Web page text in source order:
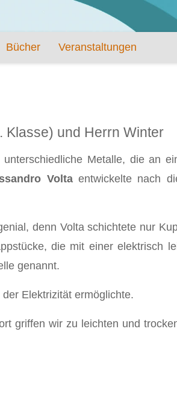
Bücher Veranstaltungen
Klasse) und Herrn Winter
Metalle, die an
Voltaentwickelte nach
denn Volta schichtete nur
die mit einer elektrisch
genannt.
Elektrizität ermöglichte.
griffen wir zu leichten und